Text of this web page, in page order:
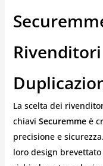
La scelta dei
chiavi Securemmeè
precisione e
loro design